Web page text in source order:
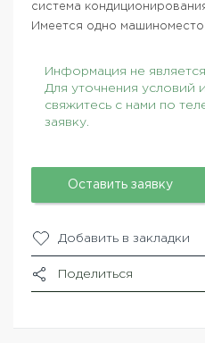
система
Имеется одно машиноместо
Информация не
Для уточнения условий
свяжитесь с нами по
заявку.
Оставить заявку
Добавить в закладки
Поделиться